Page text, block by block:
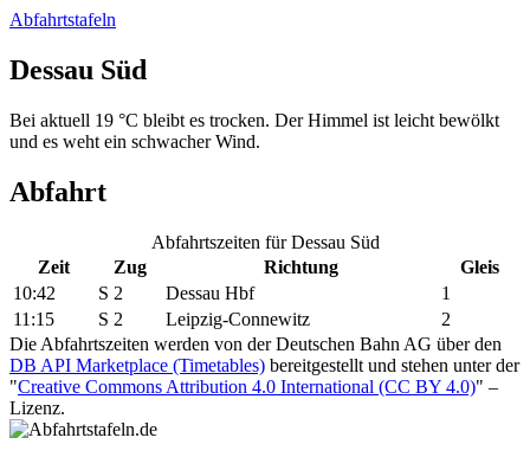
Abfahrtstafeln
Dessau Süd
Bei aktuell 19 °C bleibt es trocken. Der Himmel ist leicht bewölkt
und es weht ein schwacher Wind.
Abfahrt
Abfahrtszeiten für Dessau Süd
Zeit
Zug Richtung
Gleis
10:42
S 2 Dessau Hbf
1
11:15
S 2 Leipzig-Connewitz
2
Die Abfahrtszeiten werden von der Deutschen Bahn AG über den
DB API Marketplace (Timetables) bereitgestellt und stehen unter der
"Creative Commons Attribution 4.0 International (CC BY 4.0)" –
Lizenz.